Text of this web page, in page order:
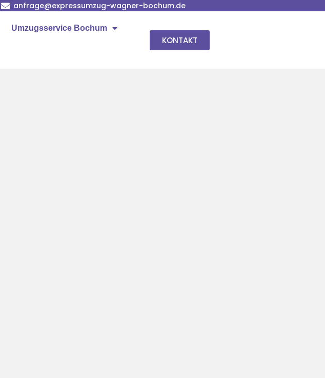
anfrage@expressumzug-wagner-bochum.de
Umzugsservice Bochum
KONTAKT